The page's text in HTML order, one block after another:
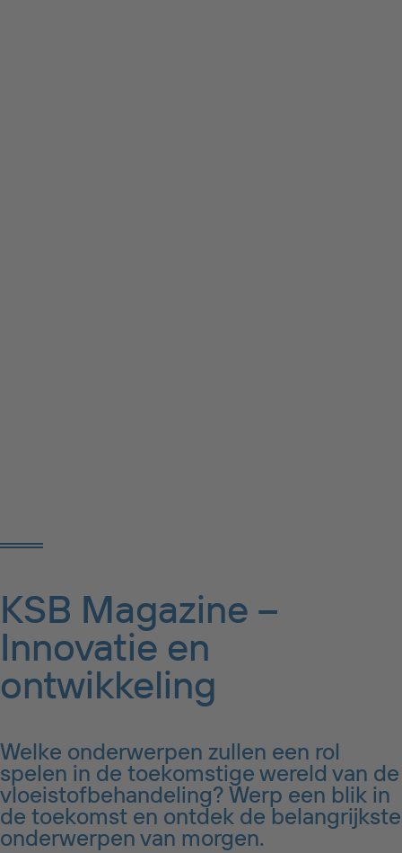
KSB Magazine –
Innovatie en
ontwikkeling
Welke onderwerpen zullen een rol
spelen in de toekomstige wereld van de
vloeistofbehandeling? Werp een blik in
de toekomst en ontdek de belangrijkste
onderwerpen van morgen.